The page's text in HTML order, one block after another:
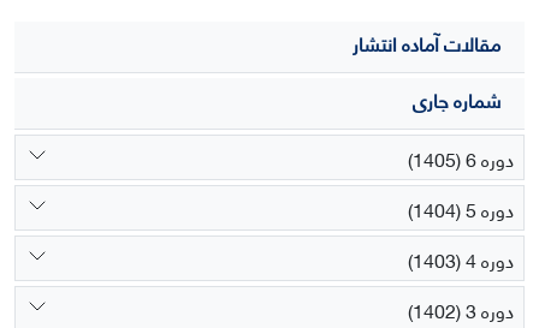
مقالات آماده انتشار
شماره جاری
دوره 6 (1405)
دوره 5 (1404)
دوره 4 (1403)
دوره 3 (1402)